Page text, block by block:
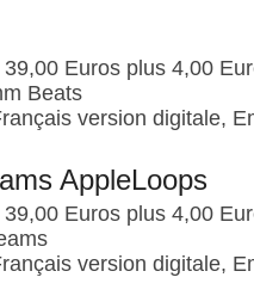
Euros plus 4,00
Beats
version digitale,
AppleLoops
Euros plus 4,00
version digitale,